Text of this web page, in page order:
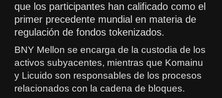
que los participantes han calificado como el
primer precedente mundial en materia de
regulación de fondos tokenizados.
BNY Mellon se encarga de la custodia de los
activos subyacentes, mientras que Komainu
y Licuido son responsables de los procesos
relacionados con la cadena de bloques.